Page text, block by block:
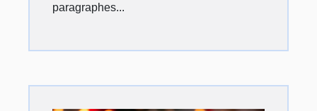
paragraphes...